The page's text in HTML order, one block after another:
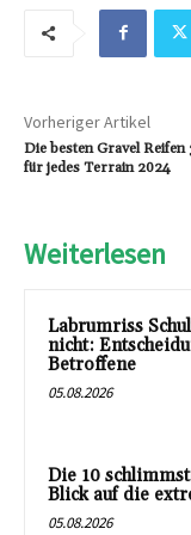
Vorheriger Artikel
Die besten Gravel Reifen
für jedes Terrain 2024
Weiterlesen
Labrumriss
nicht:
Betroffene
05.08.2026
Die 10
Blick auf die
05.08.2026